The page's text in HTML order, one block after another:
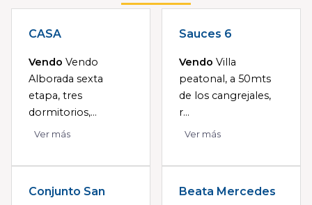
CASA
Vendo Vendo
Alborada sexta
etapa, tres
dormitorios,...
Ver más
Sauces 6
Vendo Villa
peatonal, a 50mts
de los cangrejales,
r...
Ver más
Conjunto San Beata Mercedes